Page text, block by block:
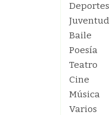
Deportes
Juventud
Baile
Poesía
Teatro
Cine
Música
Varios